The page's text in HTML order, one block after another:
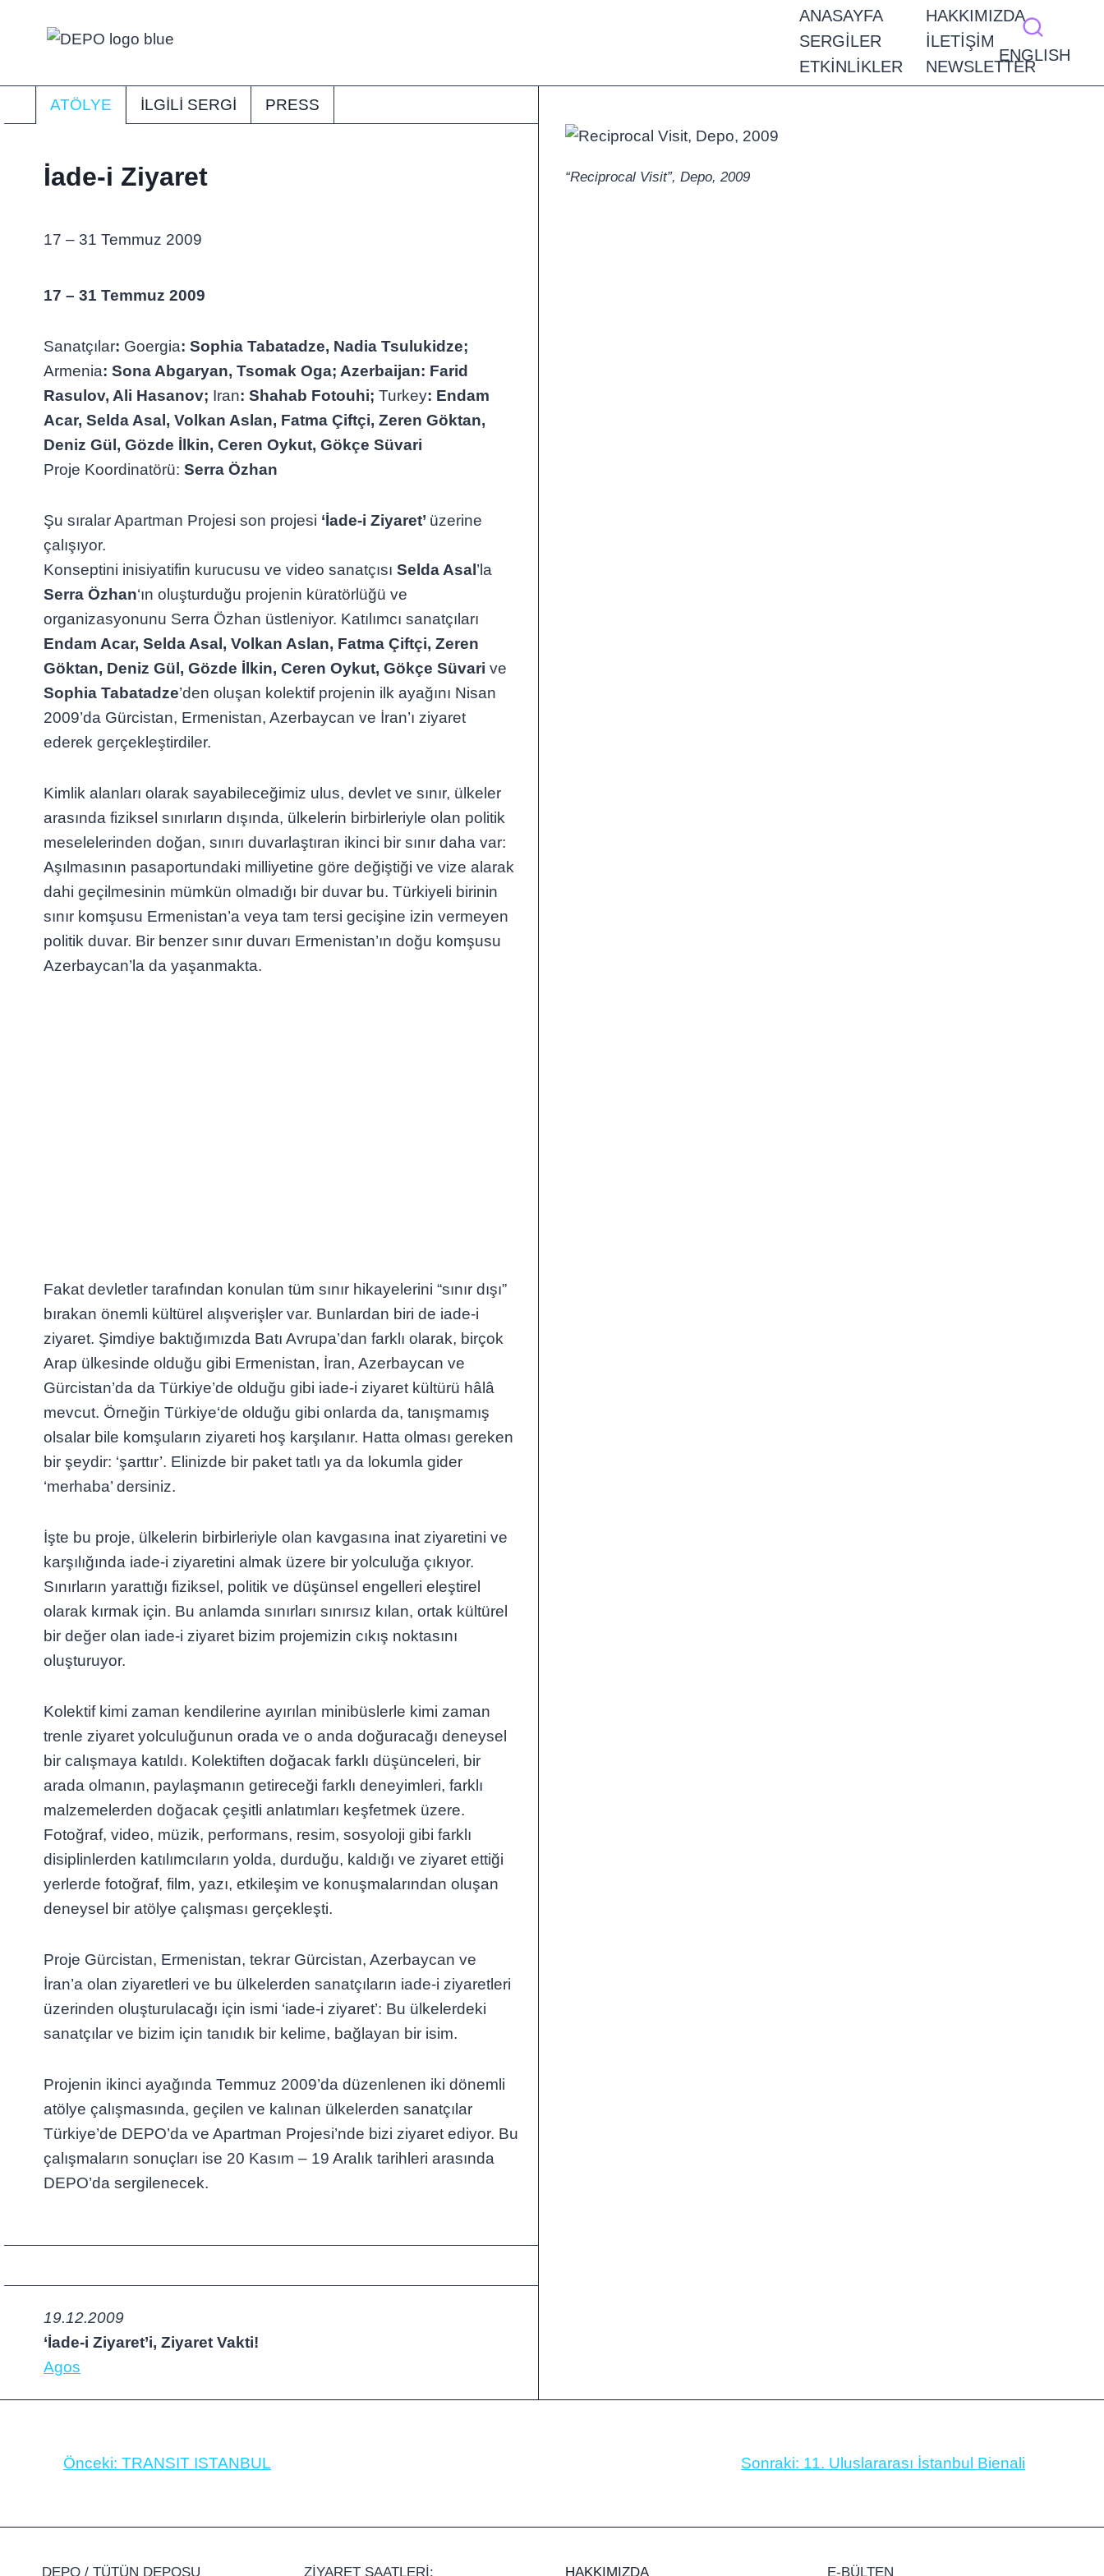
ANASAYFA
SERGILER
ETKINLIKLER
HAKKIMIZDA
İLETIŞIM
NEWSLETTER
ENGLISH
ATÖLYE İLGİLİ SERGI PRESS
İade-i Ziyaret
17 – 31 Temmuz 2009
17 – 31 Temmuz 2009
Sanatçılar: Goergia: Sophia Tabatadze, Nadia Tsulukidze;
Armenia: Sona Abgaryan, Tsomak Oga; Azerbaijan: Farid
Rasulov, Ali Hasanov; Iran: Shahab Fotouhi; Turkey: Endam
Acar, Selda Asal, Volkan Aslan, Fatma Çiftçi, Zeren Göktan,
Deniz Gül, Gözde İlkin, Ceren Oykut, Gökçe Süvari
Proje Koordinatörü: Serra Özhan
Şu sıralar Apartman Projesi son projesi ‘İade-i Ziyaret’ üzerine
çalışıyor.
Konseptini inisiyatifin kurucusu ve video sanatçısı Selda Asal’la
Serra Özhan‘ın oluşturduğu projenin küratörlüğü ve
organizasyonunu Serra Özhan üstleniyor. Katılımcı sanatçıları
Endam Acar, Selda Asal, Volkan Aslan, Fatma Çiftçi, Zeren
Göktan, Deniz Gül, Gözde İlkin, Ceren Oykut, Gökçe Süvari ve
Sophia Tabatadze’den oluşan kolektif projenin ilk ayağını Nisan
2009’da Gürcistan, Ermenistan, Azerbaycan ve İran’ı ziyaret
ederek gerçekleştirdiler.
Kimlik alanları olarak sayabileceğimiz ulus, devlet ve sınır, ülkeler
arasında fiziksel sınırların dışında, ülkelerin birbirleriyle olan politik
meselelerinden doğan, sınırı duvarlaştıran ikinci bir sınır daha var:
Aşılmasının pasaportundaki milliyetine göre değiştiği ve vize alarak
dahi geçilmesinin mümkün olmadığı bir duvar bu. Türkiyeli birinin
sınır komşusu Ermenistan’a veya tam tersi gecişine izin vermeyen
politik duvar. Bir benzer sınır duvarı Ermenistan’ın doğu komşusu
Azerbaycan’la da yaşanmakta.
Fakat devletler tarafından konulan tüm sınır hikayelerini “sınır dışı”
bırakan önemli kültürel alışverişler var. Bunlardan biri de iade-i
ziyaret. Şimdiye baktığımızda Batı Avrupa’dan farklı olarak, birçok
Arap ülkesinde olduğu gibi Ermenistan, İran, Azerbaycan ve
Gürcistan’da da Türkiye’de olduğu gibi iade-i ziyaret kültürü hâlâ
mevcut. Örneğin Türkiye‘de olduğu gibi onlarda da, tanışmamış
olsalar bile komşuların ziyareti hoş karşılanır. Hatta olması gereken
bir şeydir: ‘şarttır’. Elinizde bir paket tatlı ya da lokumla gider
‘merhaba’ dersiniz.
İşte bu proje, ülkelerin birbirleriyle olan kavgasına inat ziyaretini ve
karşılığında iade-i ziyaretini almak üzere bir yolculuğa çıkıyor.
Sınırların yarattığı fiziksel, politik ve düşünsel engelleri eleştirel
olarak kırmak için. Bu anlamda sınırları sınırsız kılan, ortak kültürel
bir değer olan iade-i ziyaret bizim projemizin cıkış noktasını
oluşturuyor.
Kolektif kimi zaman kendilerine ayırılan minibüslerle kimi zaman
trenle ziyaret yolculuğunun orada ve o anda doğuracağı deneysel
bir calışmaya katıldı. Kolektiften doğacak farklı düşünceleri, bir
arada olmanın, paylaşmanın getireceği farklı deneyimleri, farklı
malzemelerden doğacak çeşitli anlatımları keşfetmek üzere.
Fotoğraf, video, müzik, performans, resim, sosyoloji gibi farklı
disiplinlerden katılımcıların yolda, durduğu, kaldığı ve ziyaret ettiği
yerlerde fotoğraf, film, yazı, etkileşim ve konuşmalarından oluşan
deneysel bir atölye çalışması gerçekleşti.
Proje Gürcistan, Ermenistan, tekrar Gürcistan, Azerbaycan ve
İran’a olan ziyaretleri ve bu ülkelerden sanatçıların iade-i ziyaretleri
üzerinden oluşturulacağı için ismi ‘iade-i ziyaret’: Bu ülkelerdeki
sanatçılar ve bizim için tanıdık bir kelime, bağlayan bir isim.
Projenin ikinci ayağında Temmuz 2009’da düzenlenen iki dönemli
atölye çalışmasında, geçilen ve kalınan ülkelerden sanatçılar
Türkiye’de DEPO’da ve Apartman Projesi’nde bizi ziyaret ediyor. Bu
çalışmaların sonuçları ise 20 Kasım – 19 Aralık tarihleri arasında
DEPO’da sergilenecek.
19.12.2009
‘İade-i Ziyaret’i, Ziyaret Vakti!
Agos
“Reciprocal Visit”, Depo, 2009
Önceki: TRANSIT ISTANBUL Sonraki: 11. Uluslararası İstanbul Bienali
DEPO / TÜTÜN DEPOSU ZİYARET SAATLERİ: HAKKIMIZDA E-BÜLTEN